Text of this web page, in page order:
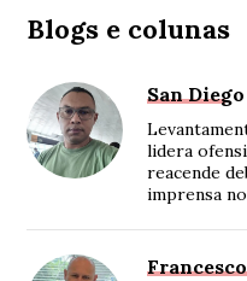
Blogs e colunas
San Diego
lidera
reacende
imprensa